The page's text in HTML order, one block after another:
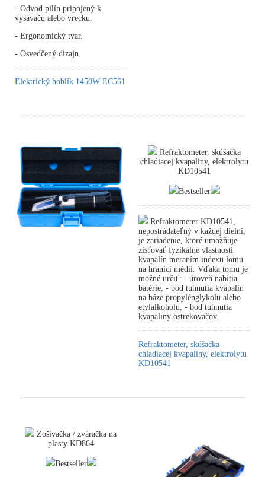
- Odvod pilín pripojený k
vysávaču alebo vrecku.
- Ergonomický tvar.
- Osvedčený dizajn.
Elektrický hoblík 1450W EC561
Refraktometer, skúšačka
chladiacej kvapaliny, elektrolytu
KD10541
Bestseller
Refraktometer KD10541,
nepostrádateľný v každej dielni,
je zariadenie, ktoré umožňuje
zisťovať fyzikálne vlastnosti
kvapalín meraním indexu lomu
na hranici médií. Vďaka tomu je
možné určiť: - úroveň nabitia
batérie, - bod tuhnutia kvapalín
na báze propylénglykolu alebo
etylalkoholu, - bod tuhnutia
kvapaliny ostrekovačov.
Refraktometer, skúšačka
chladiacej kvapaliny, elektrolytu
KD10541
Zošívačka / zváračka na
plasty KD864
Bestseller